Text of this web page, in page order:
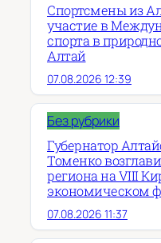
Спортсмены из
участие в
спорта в
Алтай
07.08.2026 12:39
Без рубрики
Губернатор
Томенко
региона на VIII
экономическом
07.08.2026 11:37